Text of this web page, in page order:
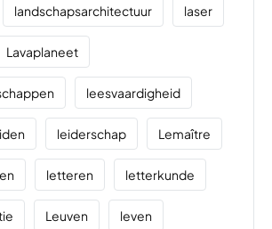
landschapsarchitectuur laser
Lavaplaneet
leesvaardigheid
leiderschap Lemaître
letteren letterkunde
Leuven leven